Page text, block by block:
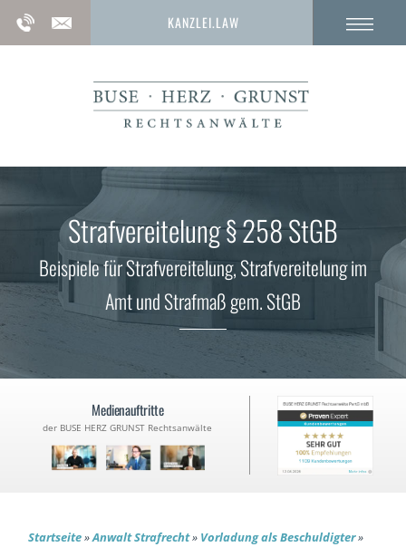
KANZLEI.LAW
Strafvereitelung § 258 StGB
Beispiele für Strafvereitelung, Strafvereitelung im
Amt und Strafmaß gem. StGB
Medienauftritte
der BUSE HERZ GRUNST Rechtsanwälte
Startseite»Anwalt Strafrecht» Vorladung als Beschuldigter»